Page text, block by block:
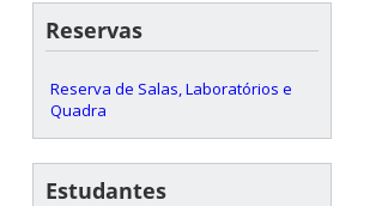
Reservas
Reserva de Salas, Laboratórios e
Quadra
Estudantes